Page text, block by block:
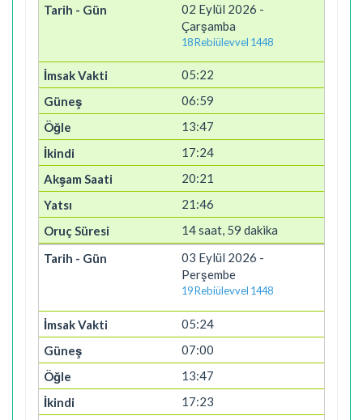
02 Eylül 2026 -
Çarşamba
18 Rebiülevvel 1448
05:22
06:59
13:47
17:24
20:21
21:46
14 saat, 59 dakika
03 Eylül 2026 -
Perşembe
19 Rebiülevvel 1448
05:24
07:00
13:47
17:23